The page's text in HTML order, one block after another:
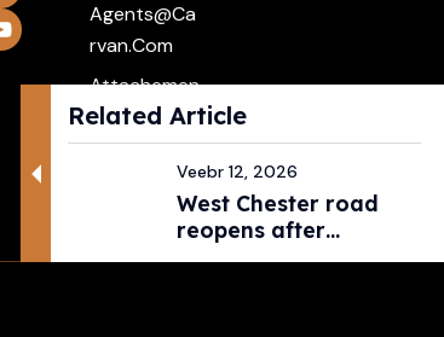
Related Article
West Chester road
reopens after
pedestri...
Veebr 12, 2026
Agents@ca
Rvan.com
Attachemen
t :
Click Here